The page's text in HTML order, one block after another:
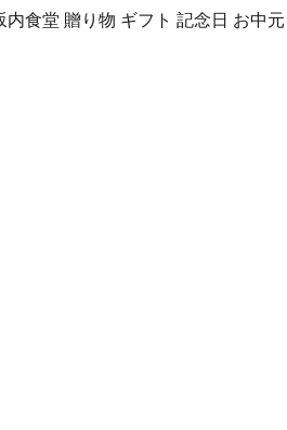
食堂 贈り物 ギフト 記念日 お中